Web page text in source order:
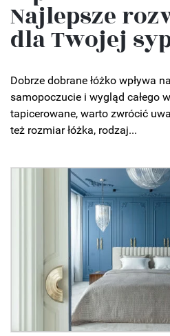
Najlepsze
dla Twojej
Dobrze dobrane łóżko wpływa
samopoczucie i wygląd całego
tapicerowane, warto zwrócić
też rozmiar łóżka, rodzaj...